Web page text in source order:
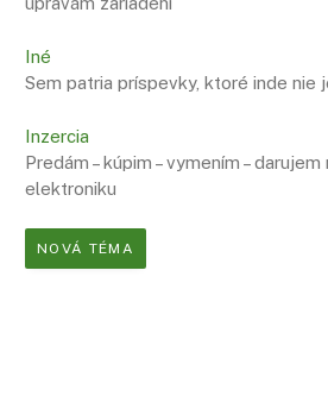
Iné
Sem patria príspevky, ktoré inde nie
Inzercia
Predám – kúpim – vymením –
elektroniku
NOVÁ TÉMA